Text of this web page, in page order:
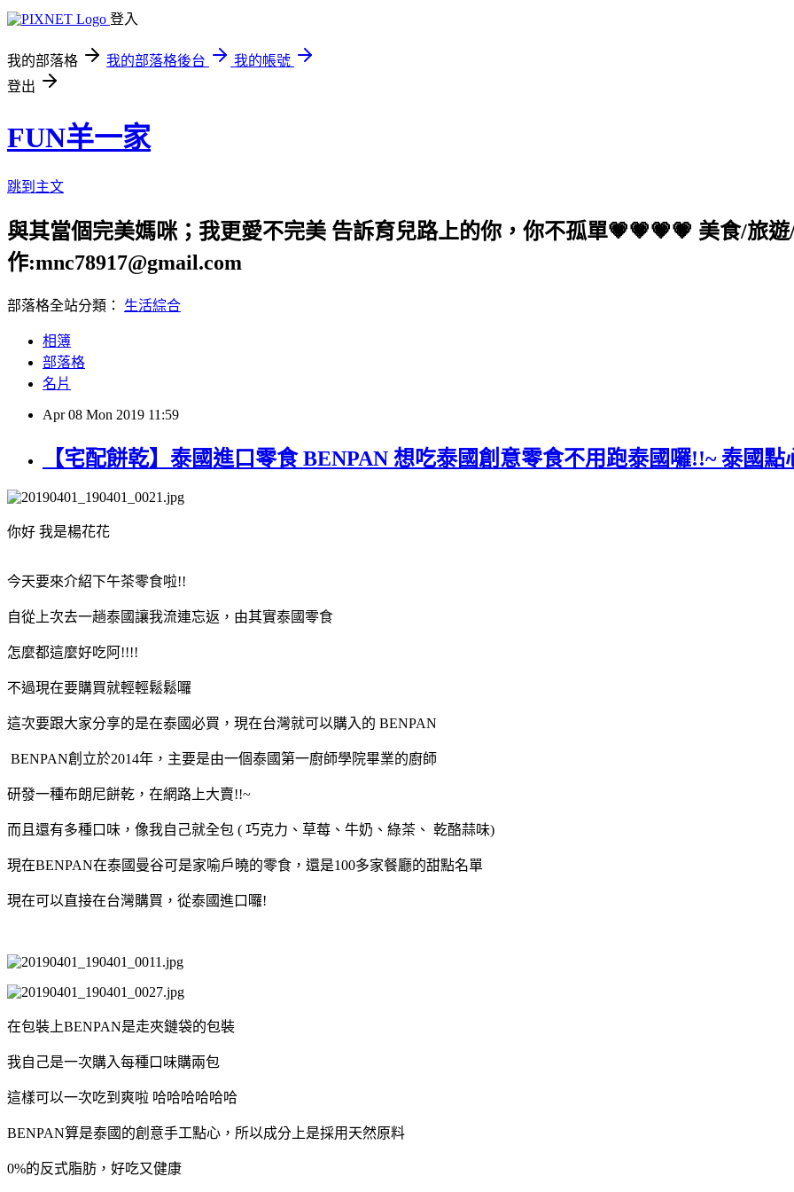
登入
我的部落格 我的部落格後台
我的帳號
登出
FUN羊一家
跳到主文
與其當個完美媽咪；我更愛不完美 告訴育兒路上的你，你不孤單💗💗💗💗 美食/旅
作:mnc78917@gmail.com
部落格全站分類： 生活綜合
相簿
部落格
名片
Apr 08 Mon 2019 11:59
【宅配餅乾】泰國進口零食 BENPAN 想吃泰國創意零食不用跑泰國囉!!~ 泰國點
你好 我是楊花花
今天要來介紹下午茶零食啦!!
自從上次去一趟泰國讓我流連忘返，由其實泰國零食
怎麼都這麼好吃阿!!!!
不過現在要購買就輕輕鬆鬆囉
這次要跟大家分享的是在泰國必買，現在台灣就可以購入的 BENPAN
BENPAN創立於2014年，主要是由一個泰國第一廚師學院畢業的廚師
研發一種布朗尼餅乾，在網路上大賣!!~
而且還有多種口味，像我自己就全包 ( 巧克力、草莓、牛奶、綠茶、 乾酪蒜味)
現在BENPAN在泰國曼谷可是家喻戶曉的零食，還是100多家餐廳的甜點名單
現在可以直接在台灣購買，從泰國進口囉!
在包裝上BENPAN是走夾鏈袋的包裝
我自己是一次購入每種口味購兩包
這樣可以一次吃到爽啦 哈哈哈哈哈哈
BENPAN算是泰國的創意手工點心，所以成分上是採用天然原料
0%的反式脂肪，好吃又健康